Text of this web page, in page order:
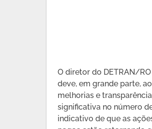
O diretor do DETRAN/
deve, em grande parte,
melhorias e
significativa no número
indicativo de que as